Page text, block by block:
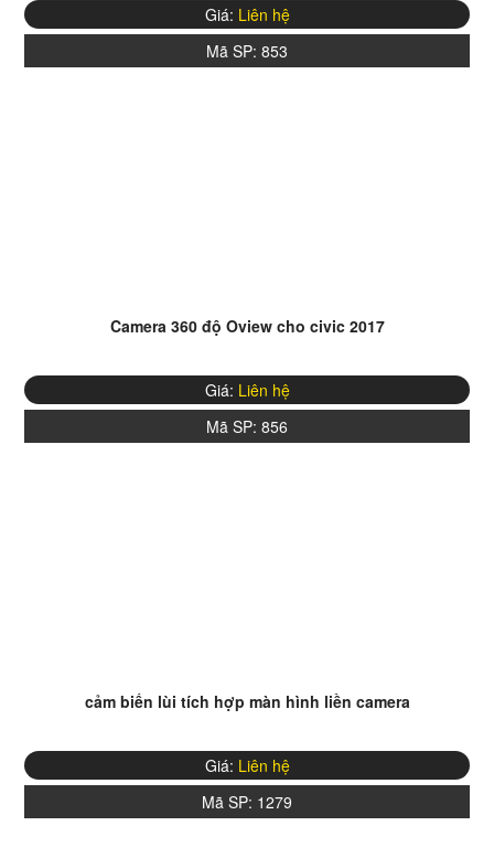
Giá: Liên hệ
Mã SP: 853
Camera 360 độ Oview cho civic 2017
Giá: Liên hệ
Mã SP: 856
cảm biến lùi tích hợp màn hình liền camera
Giá: Liên hệ
Mã SP: 1279